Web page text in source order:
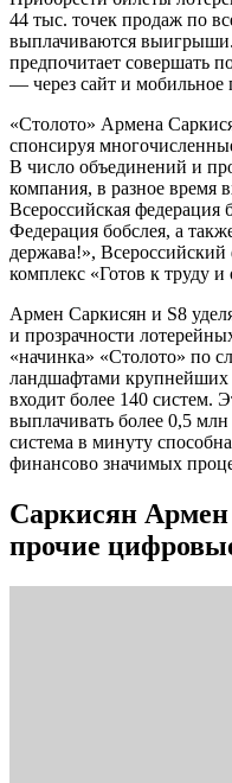
44 тыс. точек продаж по
выплачиваются
предпочитает совершать
— через сайт и мобильное
«Столото» Армена
спонсируя
В число объединений и
компания, в разное время
Всероссийская федерация
Федерация бобслея, а
держава!»,
комплекс «Готов к труду
Армен Саркисян и S8
и прозрачности
«начинка» «Столото» по
ландшафтами
входит более 140 систем.
выплачивать более 0,5
система в минуту
финансово значимых
Саркисян
прочие